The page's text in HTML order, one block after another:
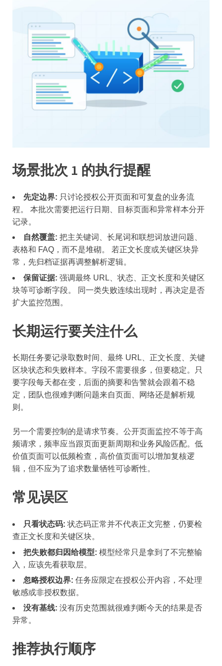
场景批次 1 的执行提醒
先定边界: 只讨论授权公开页面和可复盘的业务流
程。 本批次需要把运行日期、目标页面和异常样本分开
记录。
自然覆盖: 把主关键词、长尾词和联想词放进问题、
表格和 FAQ，而不是堆砌。 若正文长度或关键区块异
常，先归档证据再调整解析逻辑。
保留证据: 强调最终 URL、状态、正文长度和关键区
块等可诊断字段。 同一类失败连续出现时，再决定是否
扩大监控范围。
长期运行要关注什么
长期任务要记录取数时间、最终 URL、正文长度、关键
区块状态和失败样本。字段不需要很多，但要稳定。只
要字段每天都在变，后面的摘要和告警就会跟着不稳
定，团队也很难判断问题来自页面、网络还是解析规
则。
另一个需要控制的是请求节奏。公开页面监控不等于高
频请求，频率应当跟页面更新周期和业务风险匹配。低
价值页面可以低频检查，高价值页面可以增加复核逻
辑，但不应为了追求数量牺牲可诊断性。
常见误区
只看状态码: 状态码正常并不代表正文完整，仍要检
查正文长度和关键区块。
把失败都归因给模型: 模型经常只是拿到了不完整输
入，应该先看获取层。
忽略授权边界: 任务应限定在授权公开内容，不处理
敏感或非授权数据。
没有基线: 没有历史范围就很难判断今天的结果是否
异常。
推荐执行顺序